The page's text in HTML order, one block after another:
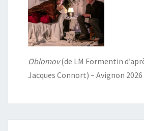
Oblomov(de LM Formentin
Jacques Connort) – Avignon 2026